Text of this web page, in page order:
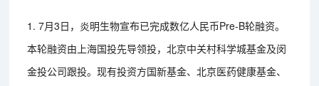
1. 7月3日，炎明生物宣布已完成数亿人民币Pre-B轮融资。
本轮融资由上海国投先导领投，北京中关村科学城基金及闵
金投公司跟投。现有投资方国新基金、北京医药健康基金、